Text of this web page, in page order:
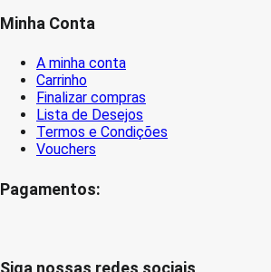
Minha Conta
A minha conta
Carrinho
Finalizar compras
Lista de Desejos
Termos e Condições
Vouchers
Pagamentos: